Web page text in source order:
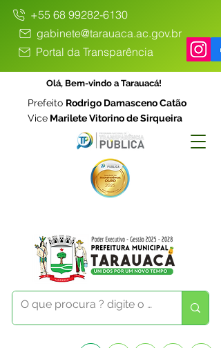
+55 68 99282-6130
gabinete@tarauaca.ac.gov.br
Portal da Transparência
Olá, Bem-vindo a Tarauacá!
Prefeito Rodrigo Damasceno Catão
Vice Marilete Vitorino de Sirqueira